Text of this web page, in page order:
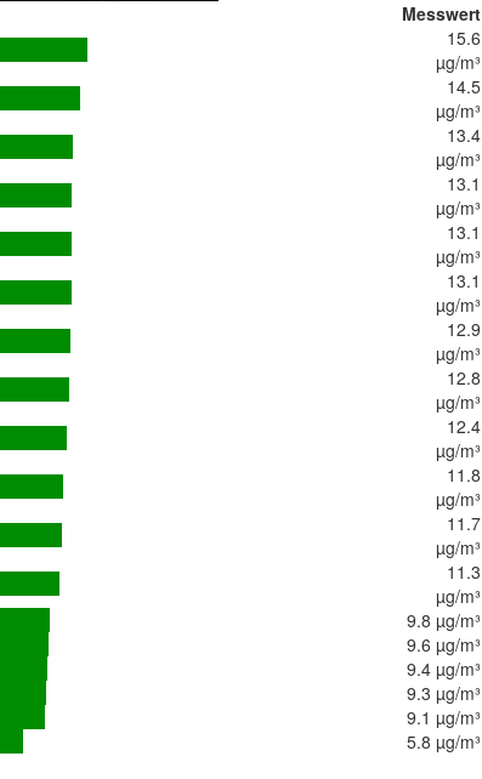
Messwert
15.6
µg/m³
14.5
µg/m³
13.4
µg/m³
13.1
µg/m³
13.1
µg/m³
13.1
µg/m³
12.9
µg/m³
12.8
µg/m³
12.4
µg/m³
11.8
µg/m³
11.7
µg/m³
11.3
µg/m³
9.8 µg/m³
9.6 µg/m³
9.4 µg/m³
9.3 µg/m³
9.1 µg/m³
5.8 µg/m³